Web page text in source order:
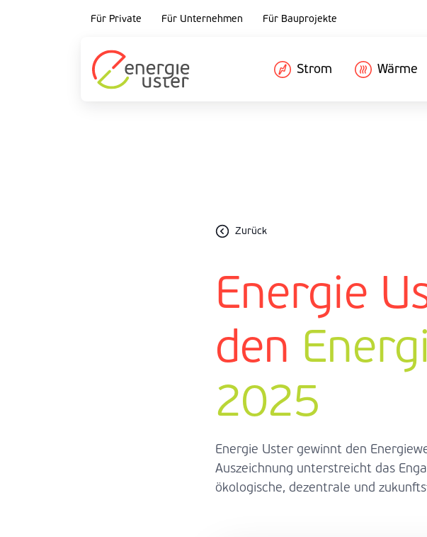
Für Private Für Unternehmen Für Bauprojekte
Strom Wärme
Zurück
Energie
den
2025
Energie Uster gewinnt den
Auszeichnung unterstreicht das
ökologische, dezentrale und